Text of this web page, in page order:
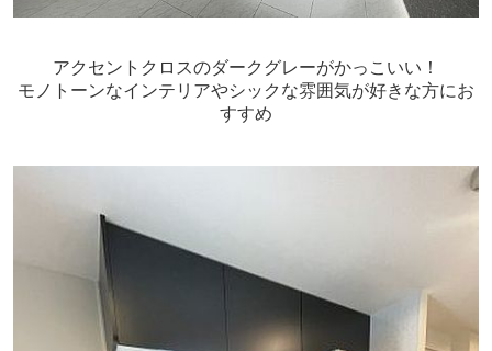
アクセントクロスのダークグレーがかっこいい！
モノトーンなインテリアやシックな雰囲気が好きな方にお
すすめ